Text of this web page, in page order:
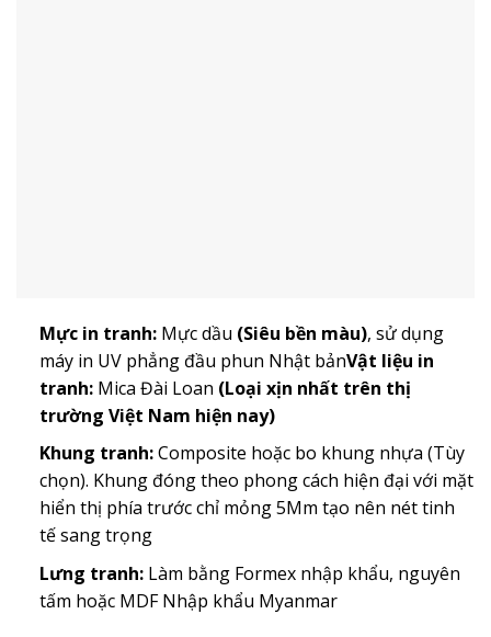
Mực in tranh:Mực dầu (Siêu bền màu), sử dụng
máy in UV phẳng đầu phun Nhật bảnVật liệu in
tranh:Mica Đài Loan (Loại xịn nhất trên thị
trường Việt Nam hiện nay)
Khung tranh:Composite hoặc bo khung nhựa (Tùy
chọn). Khung đóng theo phong cách hiện đại với mặt
hiển thị phía trước chỉ mỏng 5Mm tạo nên nét tinh
tế sang trọng
Lưng tranh:Làm bằng Formex nhập khẩu, nguyên
tấm hoặc MDF Nhập khẩu Myanmar